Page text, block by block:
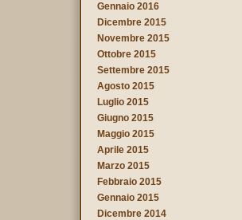
Gennaio 2016
Dicembre 2015
Novembre 2015
Ottobre 2015
Settembre 2015
Agosto 2015
Luglio 2015
Giugno 2015
Maggio 2015
Aprile 2015
Marzo 2015
Febbraio 2015
Gennaio 2015
Dicembre 2014